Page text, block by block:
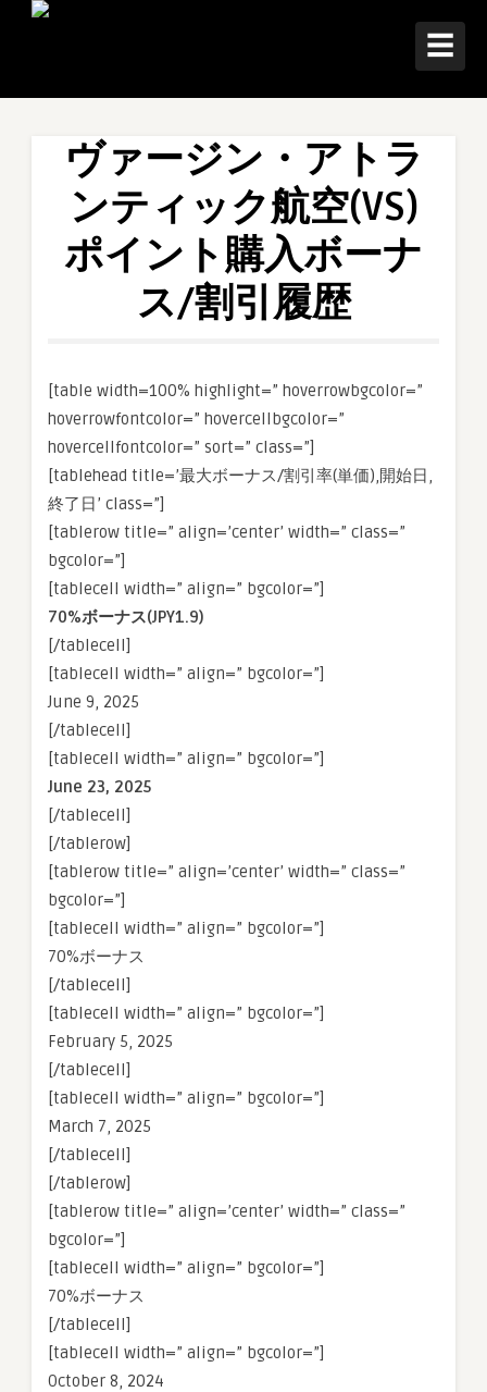
☰
ヴァージン・アトラ
ンティック航空(VS)
ポイント購入ボーナ
ス/割引履歴
[table width=100% highlight=” hoverrowbgcolor=”
hoverrowfontcolor=” hovercellbgcolor=”
hovercellfontcolor=” sort=” class=”]
[tablehead title=’最大ボーナス/割引率(単価),開始日,
終了日’ class=”]
[tablerow title=” align=’center’ width=” class=”
bgcolor=”]
[tablecell width=” align=” bgcolor=”]
70%ボーナス(JPY1.9)
[/tablecell]
[tablecell width=” align=” bgcolor=”]
June 9, 2025
[/tablecell]
[tablecell width=” align=” bgcolor=”]
June 23, 2025
[/tablecell]
[/tablerow]
[tablerow title=” align=’center’ width=” class=”
bgcolor=”]
[tablecell width=” align=” bgcolor=”]
70%ボーナス
[/tablecell]
[tablecell width=” align=” bgcolor=”]
February 5, 2025
[/tablecell]
[tablecell width=” align=” bgcolor=”]
March 7, 2025
[/tablecell]
[/tablerow]
[tablerow title=” align=’center’ width=” class=”
bgcolor=”]
[tablecell width=” align=” bgcolor=”]
70%ボーナス
[/tablecell]
[tablecell width=” align=” bgcolor=”]
October 8, 2024